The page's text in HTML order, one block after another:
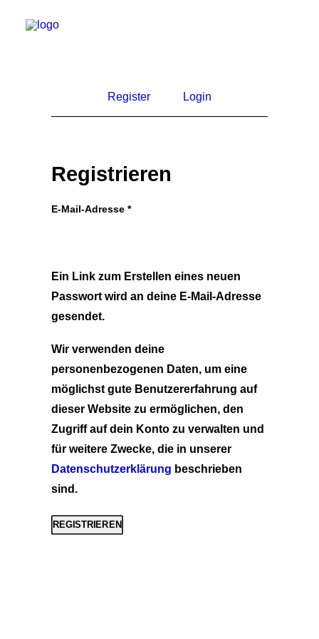
Register Login
Registrieren
E-Mail-Adresse *Erforderlich
Ein Link zum Erstellen eines neuen
Passwort wird an deine E-Mail-Adresse
gesendet.
Wir verwenden deine
personenbezogenen Daten, um eine
möglichst gute Benutzererfahrung auf
dieser Website zu ermöglichen, den
Zugriff auf dein Konto zu verwalten und
für weitere Zwecke, die in unserer
Datenschutzerklärung beschrieben
sind.
REGISTRIEREN